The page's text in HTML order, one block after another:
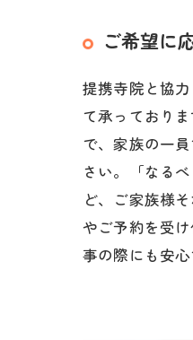
ご希望に
提携寺院と協
て承っており
で、家族の一
さい。「なる
ど、ご家族様
やご予約を受
事の際にも安心